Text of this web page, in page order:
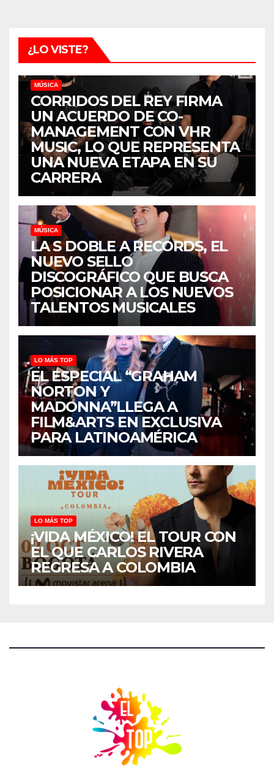
¿LO VISTE?
MÚSICA
CORRIDOS DEL REY FIRMA
UN ACUERDO DE CO-
MANAGEMENT CON VHR
MUSIC, LO QUE REPRESENTA
UNA NUEVA ETAPA EN SU
CARRERA
MÚSICA
LA S DOBLE A RECORDS, EL
NUEVO SELLO
DISCOGRÁFICO QUE BUSCA
POSICIONAR A LOS NUEVOS
TALENTOS MUSICALES
LO MÁS TOP
EL ESPECIAL “GRAHAM
NORTON Y
MADONNA”LLEGA A
FILM&ARTS EN EXCLUSIVA
PARA LATINOAMÉRICA
LO MÁS TOP
¡VIDA MÉXICO! EL TOUR CON
EL QUE CARLOS RIVERA
REGRESA A COLOMBIA